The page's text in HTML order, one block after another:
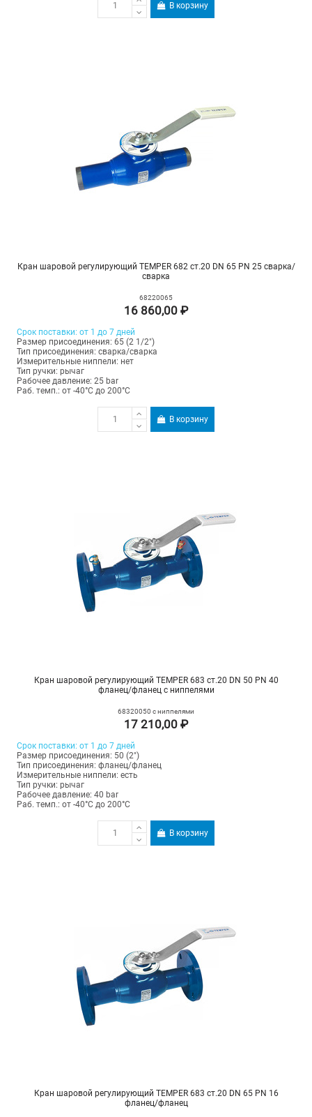
В корзину
Кран шаровой регулирующий TEMPER 682 ст.20 DN 65 PN 25 сварка/
сварка
68220065
16 860,00 ₽
Срок поставки: от 1 до 7 дней
Размер присоединения: 65 (2 1/2")
Тип присоединения: сварка/сварка
Измерительные ниппели: нет
Тип ручки: рычаг
Рабочее давление: 25 bar
Раб. темп.: от -40°C до 200°C
В корзину
Кран шаровой регулирующий TEMPER 683 ст.20 DN 50 PN 40
фланец/фланец с ниппелями
68320050 с ниппелями
17 210,00 ₽
Срок поставки: от 1 до 7 дней
Размер присоединения: 50 (2")
Тип присоединения: фланец/фланец
Измерительные ниппели: есть
Тип ручки: рычаг
Рабочее давление: 40 bar
Раб. темп.: от -40°C до 200°C
В корзину
Кран шаровой регулирующий TEMPER 683 ст.20 DN 65 PN 16
фланец/фланец